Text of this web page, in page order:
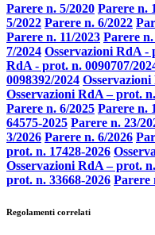
Parere n. 5/2020 Parere n.
5/2022 Parere n. 6/2022
Parere n. 11/2023 Parere n.
7/2024 Osservazioni RdA -
RdA - prot. n. 0090707/
0098392/2024
Osservazioni RdA – prot.
Parere n. 6/2025 Parere n.
64575-2025 Parere n. 23/
3/2026 Parere n. 6/2026
prot. n. 17428-2026
Osservazioni RdA – prot.
prot. n. 33668-2026 Parere
Regolamenti correlati